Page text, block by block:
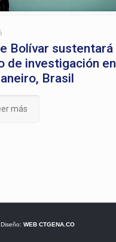
Bolívar sustentará
de investigación en
Brasil
más
WEB CTGENA.CO